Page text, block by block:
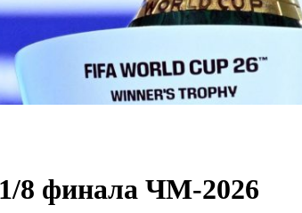
8 финала ЧМ-2026